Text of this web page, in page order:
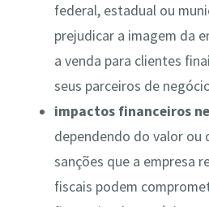
federal, estadual ou
prejudicar a imagem da
a venda para clientes
seus parceiros de
impactos financeiros
dependendo do valor ou
sanções que a empresa
fiscais podem